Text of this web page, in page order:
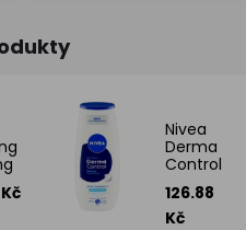
Nivea
Derma
Control
Defend
sprchový
gel 250
126.88
Kč